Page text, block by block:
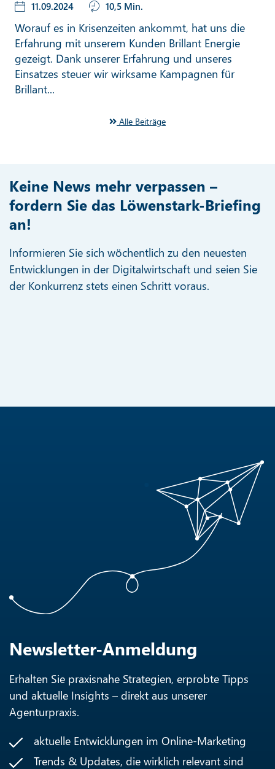
11.09.2024 10,5 Min.
Worauf es in Krisenzeiten ankommt, hat uns die
Erfahrung mit unserem Kunden Brillant Energie
gezeigt. Dank unserer Erfahrung und unseres
Einsatzes steuer wir wirksame Kampagnen für
Brillant...
Alle Beiträge
Keine News mehr verpassen –
fordern Sie das Löwenstark-Briefing
an!
Informieren Sie sich wöchentlich zu den neuesten
Entwicklungen in der Digitalwirtschaft und seien Sie
der Konkurrenz stets einen Schritt voraus.
Newsletter-Anmeldung
Erhalten Sie praxisnahe Strategien, erprobte Tipps
und aktuelle Insights – direkt aus unserer
Agenturpraxis.
aktuelle Entwicklungen im Online-Marketing
Trends & Updates, die wirklich relevant sind